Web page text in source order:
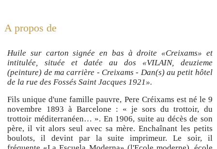
A propos de
Huile sur carton signée en bas à droite «Creixams» et
intitulée, située et datée au dos «VILAIN, deuzieme
(peinture) de ma carrière - Creixams - Dan(s) au petit hôtel
de la rue des Fossés Saint Jacques 1921».
Fils unique d'une famille pauvre, Pere Créixams est né le 9
novembre 1893 à Barcelone : « je sors du trottoir, du
trottoir méditerranéen… ». En 1906, suite au décès de son
père, il vit alors seul avec sa mère. Enchaînant les petits
boulots, il devint par la suite imprimeur. Le soir, il